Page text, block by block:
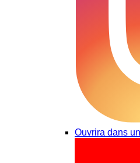
Ouvrira dans